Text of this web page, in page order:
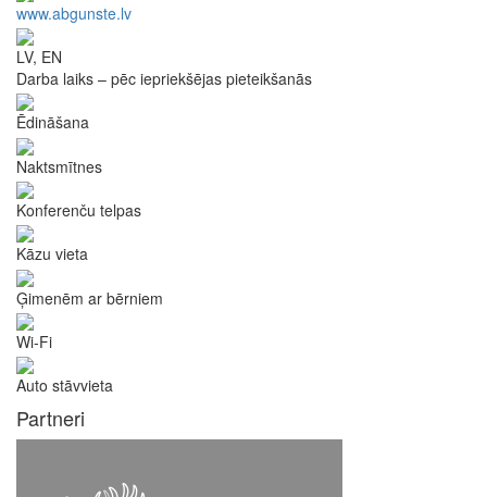
www.abgunste.lv
LV, EN
Darba laiks – pēc iepriekšējas pieteikšanās
Ēdināšana
Naktsmītnes
Konferenču telpas
Kāzu vieta
Ģimenēm ar bērniem
Wi-Fi
Auto stāvvieta
Partneri